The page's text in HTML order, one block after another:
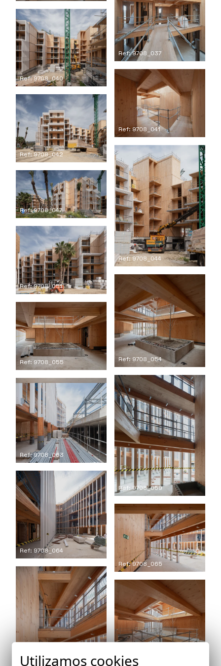
Ref: 9708_037
Ref: 9708_040
Ref: 9708_041
Ref: 9708_042
Ref: 9708_044
Ref: 9708_047
Ref: 9708_051
Ref: 9708_054
Ref: 9708_055
Ref: 9708_059
Ref: 9708_063
Ref: 9708_064
Ref: 9708_065
Utilizamos cookies